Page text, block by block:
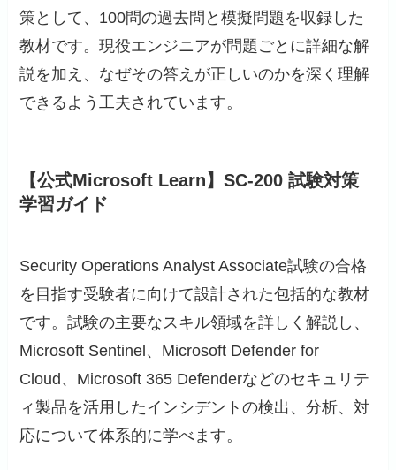
策として、100問の過去問と模擬問題を収録した
教材です。現役エンジニアが問題ごとに詳細な解
説を加え、なぜその答えが正しいのかを深く理解
できるよう工夫されています。
【公式Microsoft Learn】SC-200 試験対策
学習ガイド
Security Operations Analyst Associate試験の合格
を目指す受験者に向けて設計された包括的な教材
です。試験の主要なスキル領域を詳しく解説し、
Microsoft Sentinel、Microsoft Defender for
Cloud、Microsoft 365 Defenderなどのセキュリテ
ィ製品を活用したインシデントの検出、分析、対
応について体系的に学べます。